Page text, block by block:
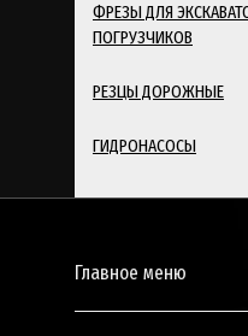
ФРЕЗЫ ДЛЯ
ПОГРУЗЧИКОВ
РЕЗЦЫ ДОРОЖНЫЕ
ГИДРОНАСОСЫ
Главное меню